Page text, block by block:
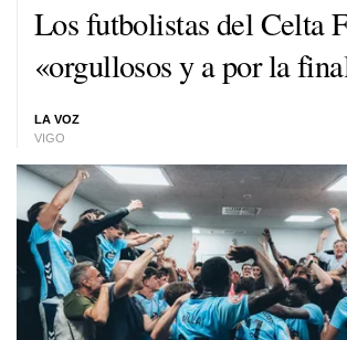
Los futbolistas del Celta
«orgullosos y a por la
LA VOZ
VIGO